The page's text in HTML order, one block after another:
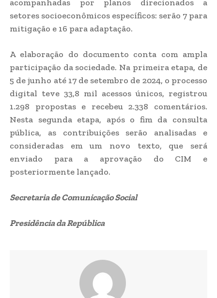
acompanhadas por planos direcionados a
setores socioeconômicos específicos: serão 7 para
mitigação e 16 para adaptação.
A elaboração do documento conta com ampla
participação da sociedade. Na primeira etapa, de
5 de junho até 17 de setembro de 2024, o processo
digital teve 33,8 mil acessos únicos, registrou
1.298 propostas e recebeu 2.338 comentários.
Nesta segunda etapa, após o fim da consulta
pública, as contribuições serão analisadas e
consideradas em um novo texto, que será
enviado para a aprovação do CIM e
posteriormente lançado.
Secretaria de Comunicação Social
Presidência da República